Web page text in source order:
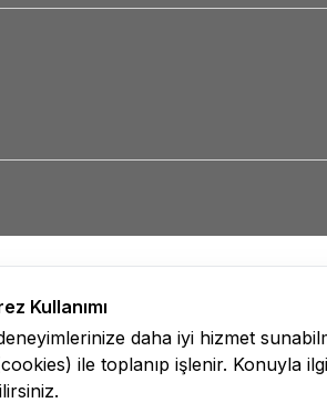
Kullanımı
daha iyi hizmet
ile toplanıp işlenir. Konuyla